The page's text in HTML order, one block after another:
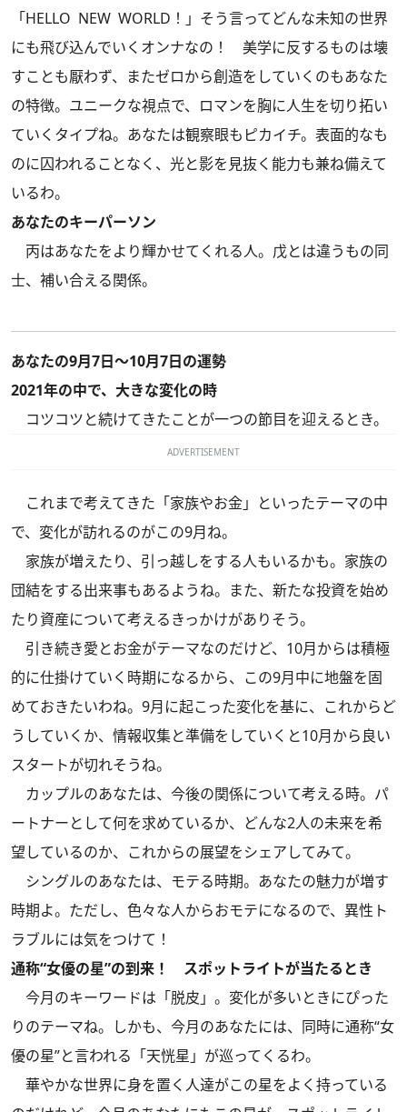
「HELLO NEW WORLD！」そう言ってどんな未知の世界
にも飛び込んでいくオンナなの！ 美学に反するものは壊
すことも厭わず、またゼロから創造をしていくのもあなた
の特徴。ユニークな視点で、ロマンを胸に人生を切り拓い
ていくタイプね。あなたは観察眼もピカイチ。表面的なも
のに囚われることなく、光と影を見抜く能力も兼ね備えて
いるわ。
あなたのキーパーソン
丙はあなたをより輝かせてくれる人。戊とは違うもの同
士、補い合える関係。
あなたの9月7日～10月7日の運勢
2021年の中で、大きな変化の時
コツコツと続けてきたことが一つの節目を迎えるとき。
ADVERTISEMENT
これまで考えてきた「家族やお金」といったテーマの中
で、変化が訪れるのがこの9月ね。
家族が増えたり、引っ越しをする人もいるかも。家族の
団結をする出来事もあるようね。また、新たな投資を始め
たり資産について考えるきっかけがありそう。
引き続き愛とお金がテーマなのだけど、10月からは積極
的に仕掛けていく時期になるから、この9月中に地盤を固
めておきたいわね。9月に起こった変化を基に、これからど
うしていくか、情報収集と準備をしていくと10月から良い
スタートが切れそうね。
カップルのあなたは、今後の関係について考える時。パ
ートナーとして何を求めているか、どんな2人の未来を希
望しているのか、これからの展望をシェアしてみて。
シングルのあなたは、モテる時期。あなたの魅力が増す
時期よ。ただし、色々な人からおモテになるので、異性ト
ラブルには気をつけて！
通称“女優の星”の到来！ スポットライトが当たるとき
今月のキーワードは「脱皮」。変化が多いときにぴった
りのテーマね。しかも、今月のあなたには、同時に通称“女
優の星”と言われる「天恍星」が巡ってくるわ。
華やかな世界に身を置く人達がこの星をよく持っている